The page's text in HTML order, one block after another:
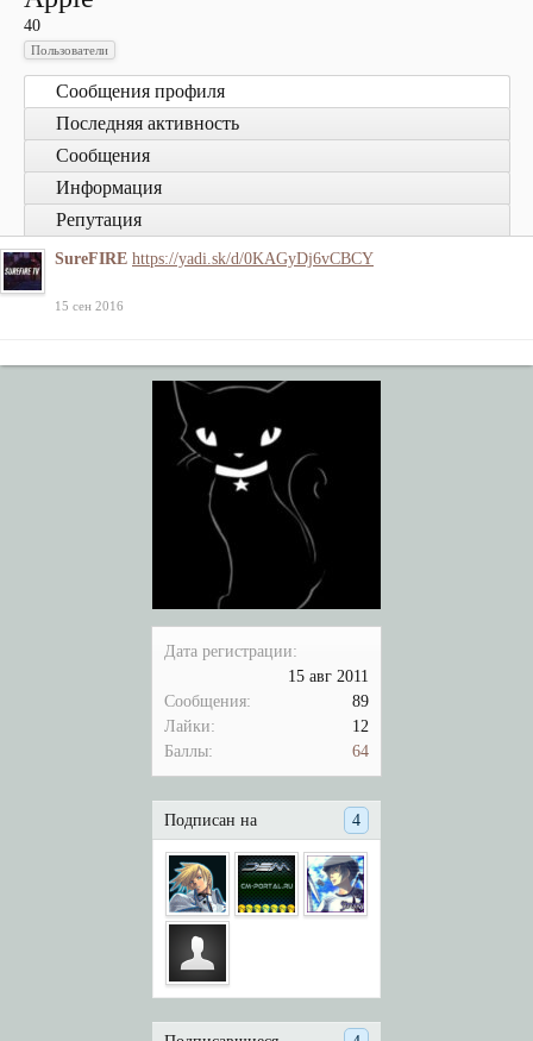
Дата регистрации:
15 авг 2011
Сообщения:
89
Лайки:
12
Баллы:
64
Подписан на 4
40
Пользователи
Сообщения профиля
Последняя активность
Сообщения
Информация
Репутация
SureFIRE https://yadi.sk/d/0KAGyDj6vCBCY
15 сен 2016